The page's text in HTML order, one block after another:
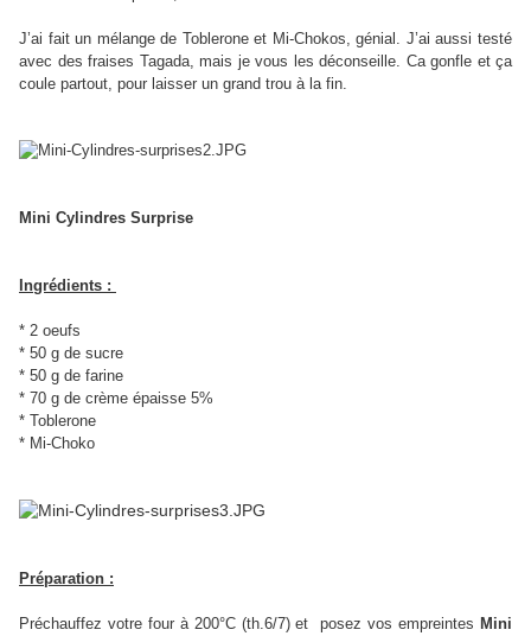
J’ai fait un mélange de Toblerone et Mi-Chokos, génial. J’ai aussi testé
avec des fraises Tagada, mais je vous les déconseille. Ca gonfle et ça
coule partout, pour laisser un grand trou à la fin.
Mini Cylindres Surprise
Ingrédients :
* 2 oeufs
* 50 g de sucre
* 50 g de farine
* 70 g de crème épaisse 5%
* Toblerone
* Mi-Choko
Préparation :
Préchauffez votre four à 200°C (th.6/7) et posez vos empreintes Mini